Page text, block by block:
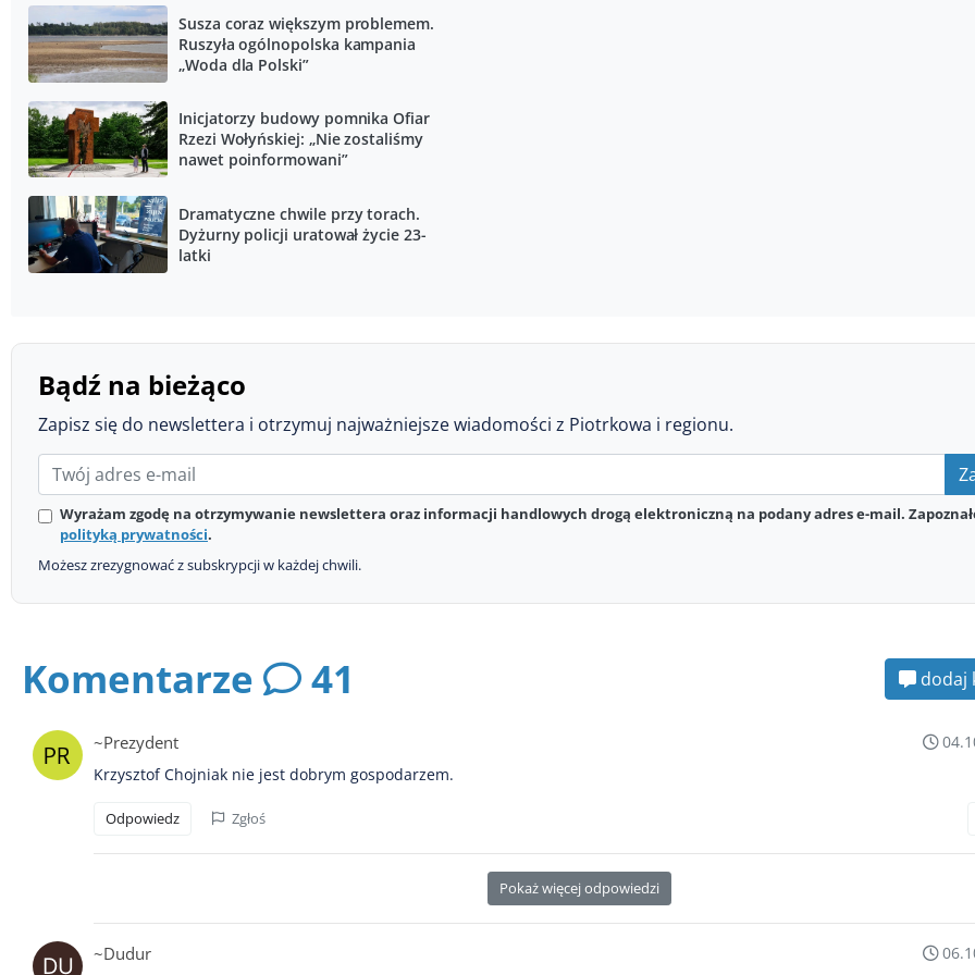
Susza coraz większym problemem.
Ruszyła ogólnopolska kampania
„Woda dla Polski”
Inicjatorzy budowy pomnika Ofiar
Rzezi Wołyńskiej: „Nie zostaliśmy
nawet poinformowani”
Dramatyczne chwile przy torach.
Dyżurny policji uratował życie 23-
latki
Bądź na bieżąco
Zapisz się do newslettera i otrzymuj najważniejsze wiadomości z Piotrkowa i regionu.
Wyrażam zgodę na otrzymywanie newslettera oraz informacji handlowych drogą elektroniczną na podany adres e-mail.
polityką prywatności.
Możesz zrezygnować z subskrypcji w każdej chwili.
Komentarze 41 dodaj
~Prezydent
Krzysztof Chojniak nie jest dobrym gospodarzem.
Odpowiedz Zgłoś
Pokaż więcej odpowiedzi
~Dudur